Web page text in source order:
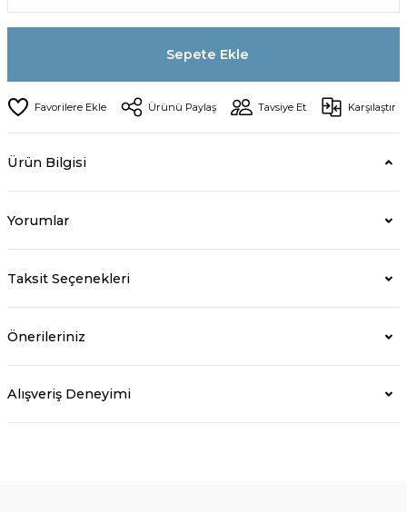
Sepete Ekle
Ürünü Paylaş Tavsiye Et Karşılaştır
Ürün Bilgisi
Yorumlar
Taksit Seçenekleri
Önerileriniz
Alışveriş Deneyimi